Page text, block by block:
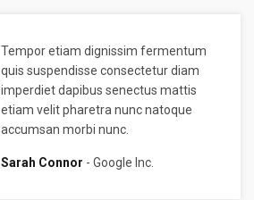
Tempor etiam dignissim fermentum
quis suspendisse consectetur diam
imperdiet dapibus senectus mattis
etiam velit pharetra nunc natoque
accumsan morbi nunc.
Sarah Connor Google Inc.